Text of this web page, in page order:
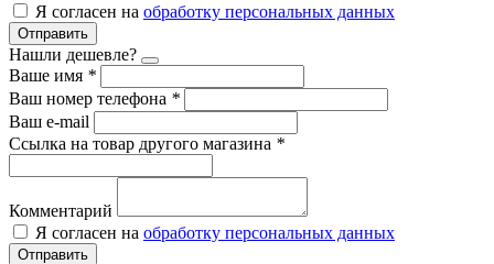
Я согласен на обработку персональных данных
Отправить
Нашли дешевле?
Ваше имя *
Ваш номер телефона *
Ваш e-mail
Ссылка на товар другого магазина *
Комментарий
Я согласен на обработку персональных данных
Отправить